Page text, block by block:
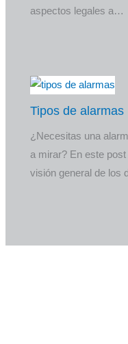
aspectos legales a…
Tipos de alarmas
¿Necesitas una
a mirar? En este
visión general de los